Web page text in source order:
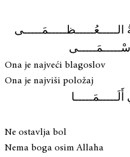
الـــــعُـــــظـــــمَـــــى
Ona je najveći blagoslov
Ona je najviši položaj
Ne ostavlja bol
Nema boga osim Allaha